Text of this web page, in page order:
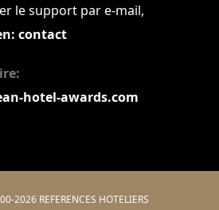
le support par e-mail,
contact
hotel-awards.com
2026 REFERENCES HOTELIERS